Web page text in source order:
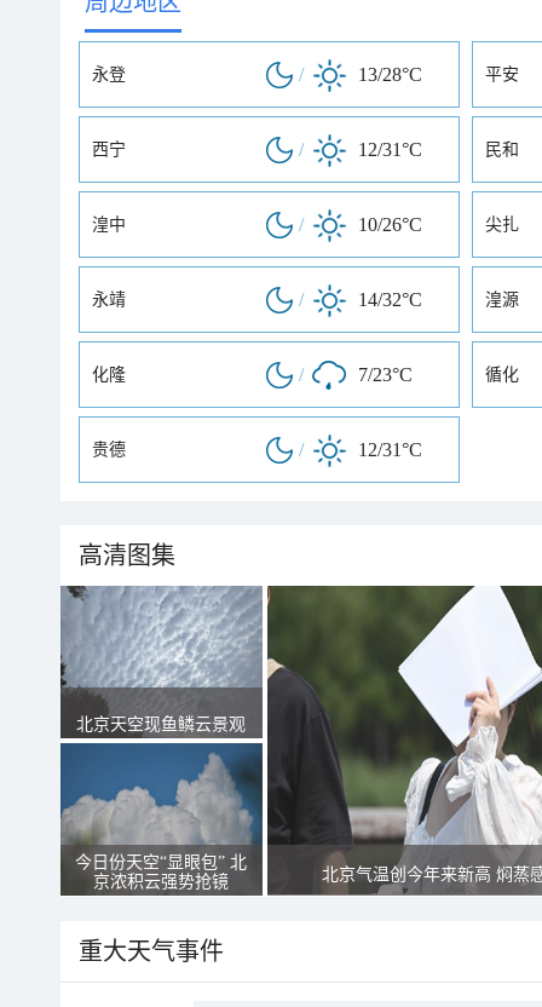
永登 / 13/28°C 平安
西宁 / 12/31°C 民和
湟中 / 10/26°C 尖扎
永靖 / 14/32°C 湟源
化隆 / 7/23°C 循化
贵德 / 12/31°C
高清图集
北京天空现鱼鳞云景观
今日份天空“显眼包” 北
京浓积云强势抢镜
北京气温创今年来新高 焖蒸
重大天气事件